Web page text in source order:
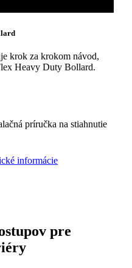
krok za krokom návod,
Heavy Duty Bollard.
príručka na stiahnutie
informácie
pre